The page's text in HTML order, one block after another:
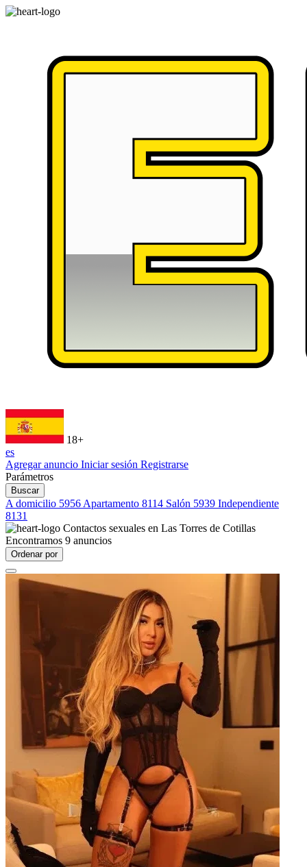
18+
es
Agregar anuncio Iniciar sesión Registrarse
Parámetros
Buscar
A domicilio 5956 Apartamento 8114 Salón 5939 Independiente
8131
Contactos sexuales en Las Torres de Cotillas
Encontramos 9 anuncios
Ordenar por